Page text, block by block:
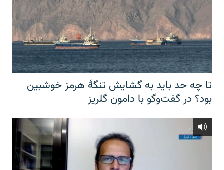
تا چه حد باید به گشایش تنگهٔ هرمز خوشبین
بود؟ در گفت‌وگو با دامون گلریز